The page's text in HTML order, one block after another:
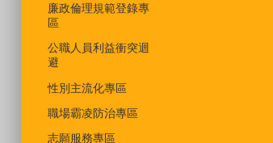
廉政倫理規範登錄專
區
公職人員利益衝突迴
避
性別主流化專區
職場霸凌防治專區
志願服務專區